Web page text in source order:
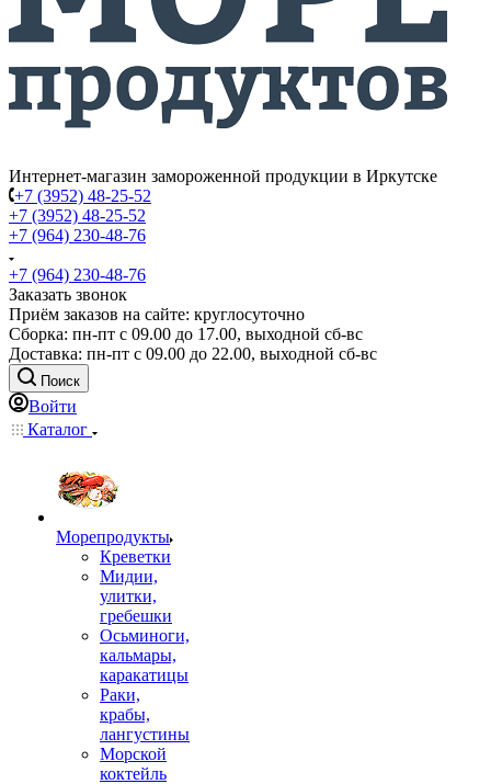
Интернет-магазин замороженной продукции в Иркутске
+7 (3952) 48-25-52
+7 (3952) 48-25-52
+7 (964) 230-48-76
+7 (964) 230-48-76
Заказать звонок
Приём заказов на сайте: круглосуточно
Сборка: пн-пт с 09.00 до 17.00, выходной сб-вс
Доставка: пн-пт с 09.00 до 22.00, выходной сб-вс
Поиск
Войти
Каталог
Морепродукты
Креветки
Мидии,
улитки,
гребешки
Осьминоги,
кальмары,
каракатицы
Раки,
крабы,
лангустины
Морской
коктейль